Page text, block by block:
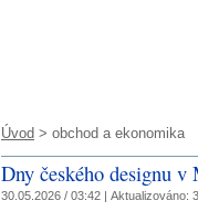
Úvod > obchod a ekonomika
Dny českého designu v
30.05.2026 / 03:42 | Aktualizováno: